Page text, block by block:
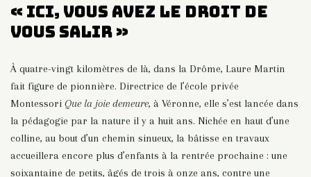
« Ici, vous avez le droit de
vous salir »
À quatre-vingt kilomètres de là, dans la Drôme, Laure Martin
fait figure de pionnière. Directrice de l’école privée
Montessori Que la joie demeure, à Véronne, elle s’est lancée dans
la pédagogie par la nature il y a huit ans. Nichée en haut d’une
colline, au bout d’un chemin sinueux, la bâtisse en travaux
accueillera encore plus d’enfants à la rentrée prochaine : une
soixantaine de petits, âgés de trois à onze ans, contre une